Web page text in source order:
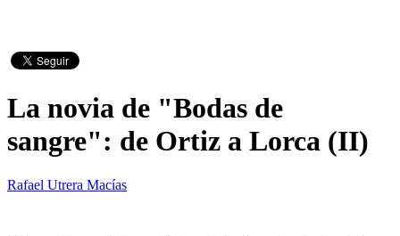
La novia de "Bodas de
sangre": de Ortiz a Lorca (II)
Rafael Utrera Macías